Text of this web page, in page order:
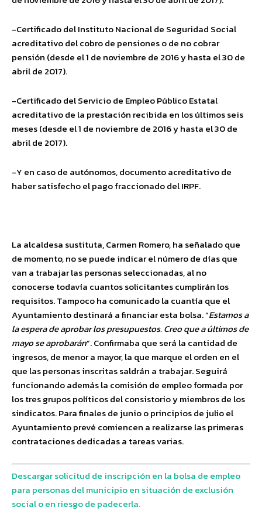
-Certificado del Instituto Nacional de Seguridad Social
acreditativo del cobro de pensiones o de no cobrar
pensión (desde el 1 de noviembre de 2016 y hasta el 30 de
abril de 2017).
-Certificado del Servicio de Empleo Público Estatal
acreditativo de la prestación recibida en los últimos seis
meses (desde el 1 de noviembre de 2016 y hasta el 30 de
abril de 2017).
-Y en caso de autónomos, documento acreditativo de
haber satisfecho el pago fraccionado del IRPF.
La alcaldesa sustituta, Carmen Romero, ha señalado que
de momento, no se puede indicar el número de días que
van a trabajar las personas seleccionadas, al no
conocerse todavía cuantos solicitantes cumplirán los
requisitos. Tampoco ha comunicado la cuantía que el
Ayuntamiento destinará a financiar esta bolsa. “Estamos a
la espera de aprobar los presupuestos. Creo que a últimos de
mayo se aprobarán”. Confirmaba que será la cantidad de
ingresos, de menor a mayor, la que marque el orden en el
que las personas inscritas saldrán a trabajar. Seguirá
funcionando además la comisión de empleo formada por
los tres grupos políticos del consistorio y miembros de los
sindicatos. Para finales de junio o principios de julio el
Ayuntamiento prevé comiencen a realizarse las primeras
contrataciones dedicadas a tareas varias.
Descargar solicitud de inscripción en la bolsa de empleo
para personas del municipio en situación de exclusión
social o en riesgo de padecerla.